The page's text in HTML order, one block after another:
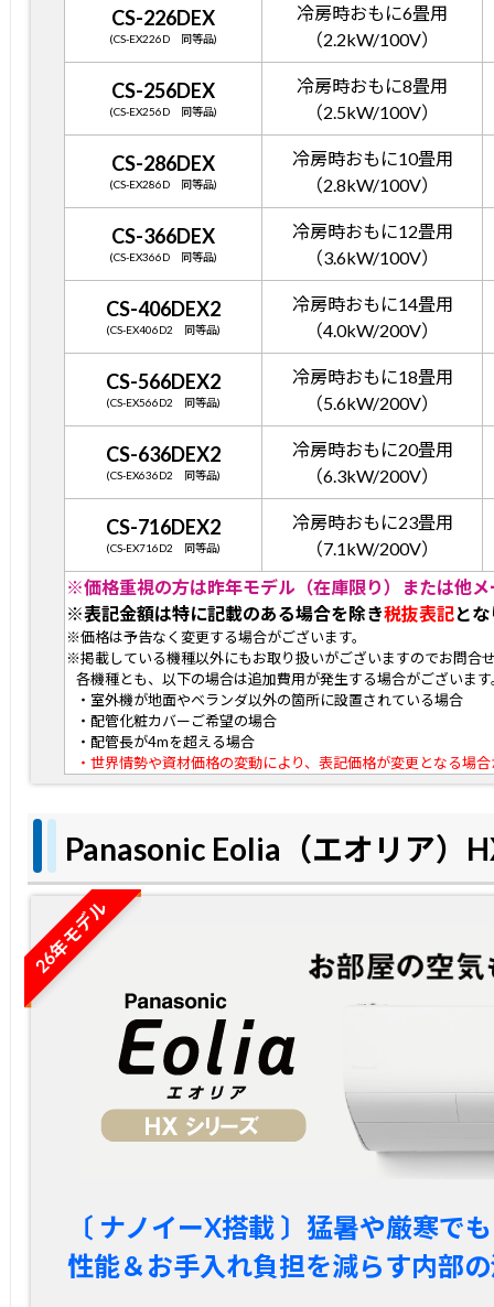
CS-226DEX
(CS-EX226D 同等品)
冷房時おもに6畳用
（2.2kW/100V）
CS-256DEX
(CS-EX256D 同等品)
冷房時おもに8畳用
（2.5kW/100V）
CS-286DEX
(CS-EX286D 同等品)
冷房時おもに10畳用
（2.8kW/100V）
CS-366DEX
(CS-EX366D 同等品)
冷房時おもに12畳用
（3.6kW/100V）
CS-406DEX2
(CS-EX406D2 同等品)
冷房時おもに14畳用
（4.0kW/200V）
CS-566DEX2
(CS-EX566D2 同等品)
冷房時おもに18畳用
（5.6kW/200V）
CS-636DEX2
(CS-EX636D2 同等品)
冷房時おもに20畳用
（6.3kW/200V）
CS-716DEX2
(CS-EX716D2 同等品)
冷房時おもに23畳用
（7.1kW/200V）
※価格重視の方は昨年モデル（在庫限り）または他
※表記金額は特に記載のある場合を除き税抜表記と
※価格は予告なく変更する場合がございます。
※掲載している機種以外にもお取り扱いがございますのでお問合
各機種とも、以下の場合は追加費用が発生する場合がございます
・室外機が地面やベランダ以外の箇所に設置されている場合
・配管化粧カバーご希望の場合
・配管長が4mを超える場合
・世界情勢や資材価格の変動により、表記価格が変更となる場
Panasonic Eolia（エオリア）
26年モデル
〔 ナノイーX搭載 〕猛暑や厳寒で
性能＆お手入れ負担を減らす内部